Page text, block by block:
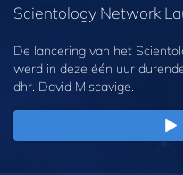
Scientology Network
De lancering van het
werd in deze één uur
dhr. David Miscavige.